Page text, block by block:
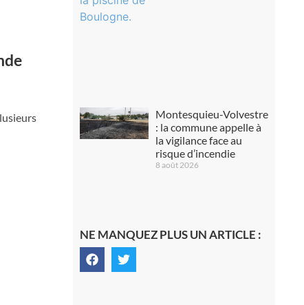
Montesquieu-Volvestre
: la commune appelle à
la vigilance face au
risque d’incendie
8 août 2026
NE MANQUEZ PLUS UN ARTICLE :